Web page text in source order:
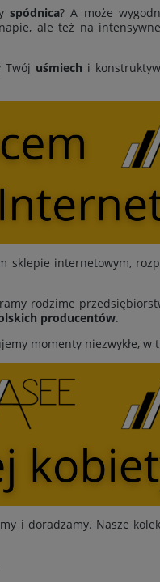
spódnica? A może
ale też na
Twój uśmiech i
sklepie internetowym,
rodzime
producentów.
momenty niezwykłe, w
i doradzamy. Nasze